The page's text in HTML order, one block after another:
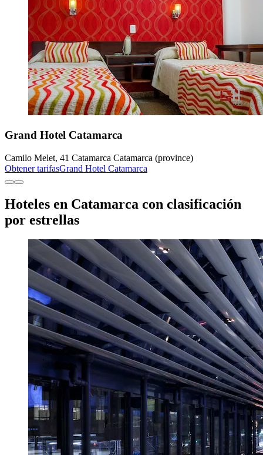
Grand Hotel Catamarca
Camilo Melet, 41 Catamarca Catamarca (province)
Obtener tarifasGrand Hotel Catamarca
Hoteles en Catamarca con clasificación
por estrellas